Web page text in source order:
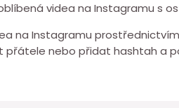
videa na Instagramu s
na Instagramu
přátele nebo přidat hashtah a